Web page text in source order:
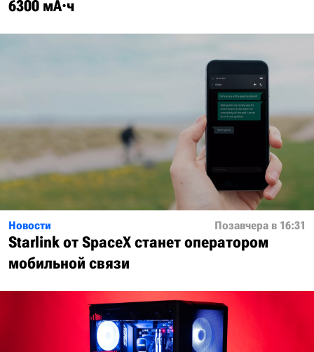
6300 мА·ч
Новости Позавчера в 16:31
Starlink от SpaceX станет оператором
мобильной связи